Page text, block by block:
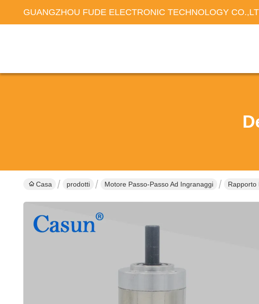
GUANGZHOU FUDE ELECTRONIC TECHNOLOGY
Casa prodotti Motore Passo-Passo Ad Ingranaggi Rapporto